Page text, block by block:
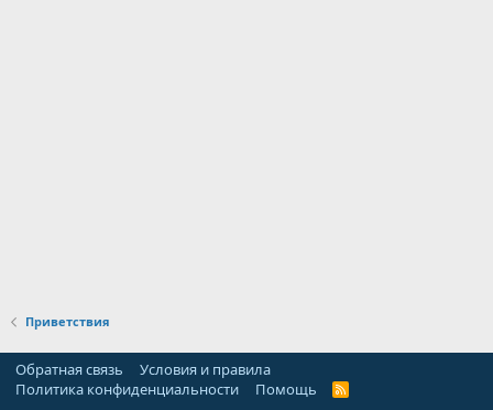
Приветствия
Обратная связь
Условия и правила
Политика конфиденциальности
Помощь
R